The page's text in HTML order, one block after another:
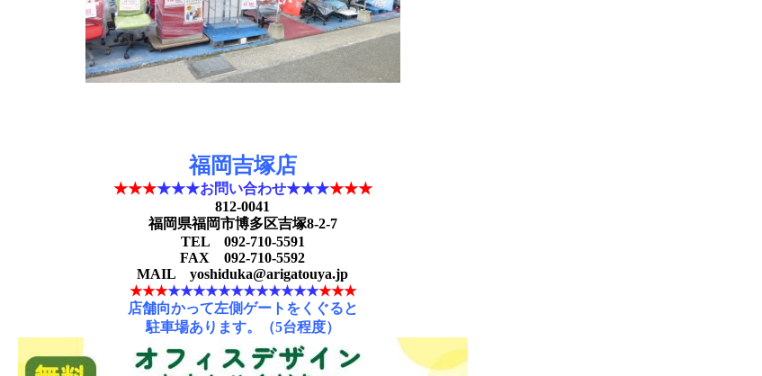
福岡吉塚店
★★★★★★お問い合わせ★★★★★★
812-0041
福岡県福岡市博多区吉塚8-2-7
TEL 092-710-5591
FAX 092-710-5592
MAIL yoshiduka@arigatouya.jp
★★★★★★★★★★★★★★★★★★
店舗向かって左側ゲートをくぐると
駐車場あります。（5台程度）